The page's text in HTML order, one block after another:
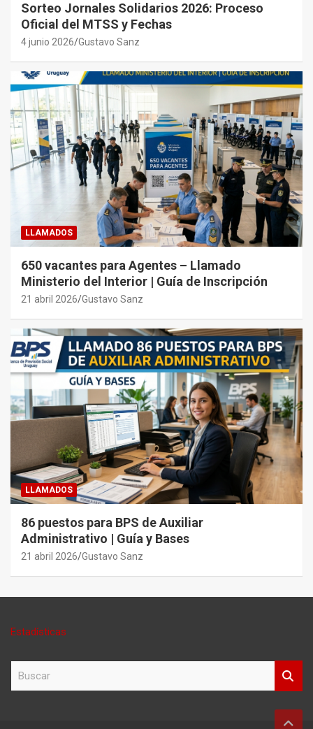
Sorteo Jornales Solidarios 2026: Proceso
Oficial del MTSS y Fechas
4 junio 2026 Gustavo Sanz
LLAMADOS
650 vacantes para Agentes – Llamado
Ministerio del Interior | Guía de Inscripción
21 abril 2026 Gustavo Sanz
LLAMADOS
86 puestos para BPS de Auxiliar
Administrativo | Guía y Bases
21 abril 2026 Gustavo Sanz
Estadísticas